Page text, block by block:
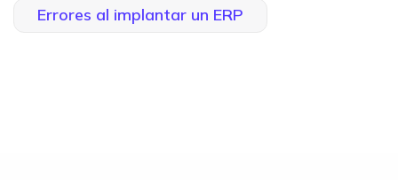
Errores al implantar un ERP